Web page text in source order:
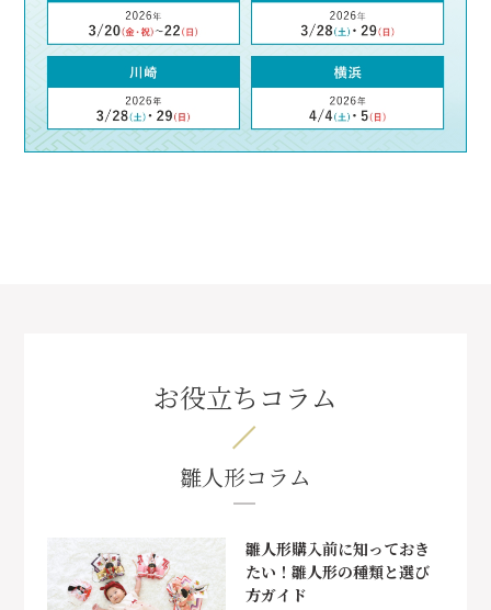
お役立ちコラム
雛人形コラム
雛人形購入前に知っておき
たい！雛人形の種類と選び
方ガイド